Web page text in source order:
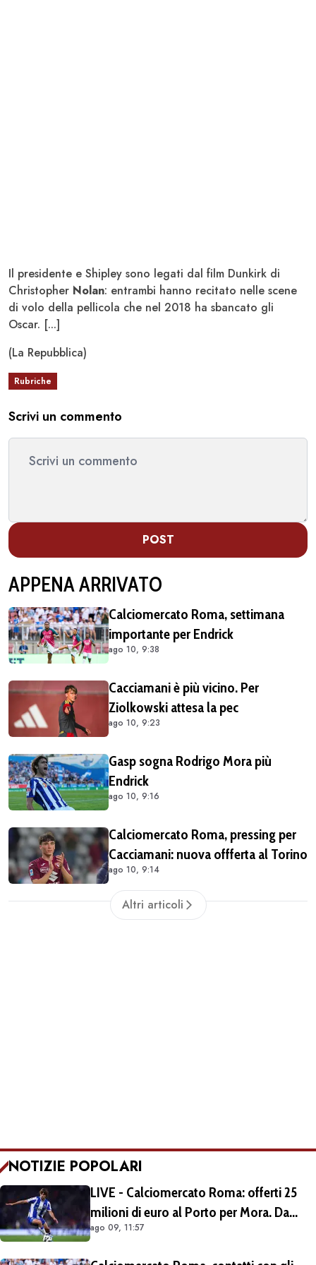
Il presidente e Shipley sono legati dal film Dunkirk di
Christopher Nolan: entrambi hanno recitato nelle scene
di volo della pellicola che nel 2018 ha sbancato gli
Oscar. [...]
(La Repubblica)
Rubriche
Scrivi un commento
POST
APPENA ARRIVATO
Calciomercato Roma, settimana
importante per Endrick
ago 10, 9:38
Cacciamani è più vicino. Per
Ziolkowski attesa la pec
ago 10, 9:23
Gasp sogna Rodrigo Mora più
Endrick
ago 10, 9:16
Calciomercato Roma, pressing per
Cacciamani: nuova offferta al Torino
ago 10, 9:14
Altri articoli
NOTIZIE POPOLARI
LIVE - Calciomercato Roma: offerti 25
milioni di euro al Porto per Mora. Da
escludere il prestito con diritto di riscatto.
ago 09, 11:57